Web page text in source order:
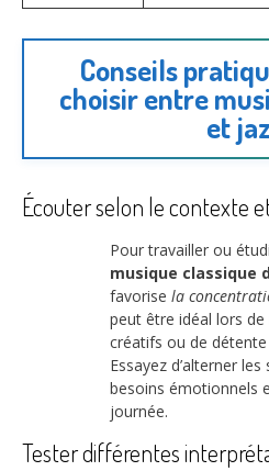
Conseils
choisir entre
et
Écouter selon le contexte
Pour travailler ou
musique classique
favorise la
peut être idéal lors
créatifs ou de
Essayez d’alterner
besoins émotionnels
journée.
Tester différentes